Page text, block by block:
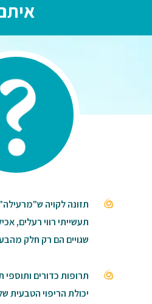
תזונה לקויה
תעשייתי רווי רעלים,
שגויים הם רק חלק
תרופות כדורים
יכולת הריפוי הטבעית